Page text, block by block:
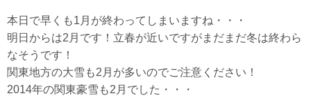
本日で早くも1月が終わってしまいますね・・・
明日からは2月です！立春が近いですがまだまだ冬は終わら
なそうです！
関東地方の大雪も2月が多いのでご注意ください！
2014年の関東豪雪も2月でした・・・